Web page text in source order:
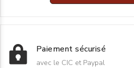
Paiement sécurisé
avec le CIC et Paypal